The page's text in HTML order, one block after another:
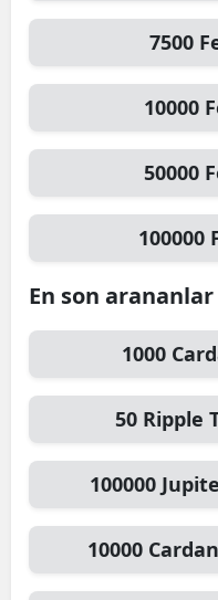
7500
10000
50000
100000
En son arananlar
1000
50 Ripple
100000
10000